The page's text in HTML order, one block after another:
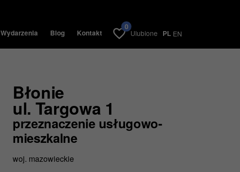
Wydarzenia Blog Kontakt
0
Ulubione PL EN
Błonie
ul. Targowa 1
przeznaczenie usługowo-
mieszkalne
woj. mazowieckie